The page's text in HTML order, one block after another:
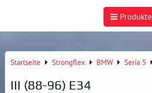
Produkte
Startseite Strongflex BMW Seria 5
III (88-96) E34